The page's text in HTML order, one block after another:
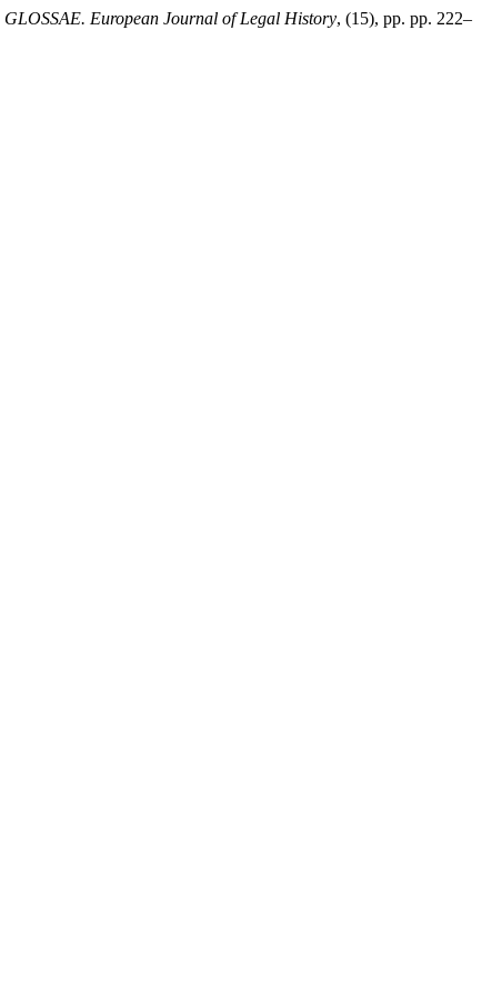
GLOSSAE. European Journal of Legal History, (15), pp. pp. 222–